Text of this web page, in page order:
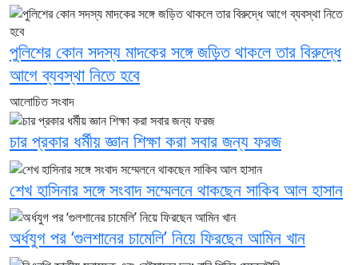
পুলিশের কোন সদস্য মাদকের সঙ্গে জড়িত থাকলে তার বিরুদ্ধে
আগে ব্যবস্থা নিতে হবে
আলোচিত সংবাদ
চার প্রকার ধর্মীয় জ্ঞান শিক্ষা করা সবার জন্য ফরজ
শেখ হাসিনার সঙ্গে সংবাদ সম্মেলনে থাকছেন সাকিব আল হাসান
অর্ধযুগ পর ‘গুলশানের চামেলি’ নিয়ে ফিরছেন আমিন খান